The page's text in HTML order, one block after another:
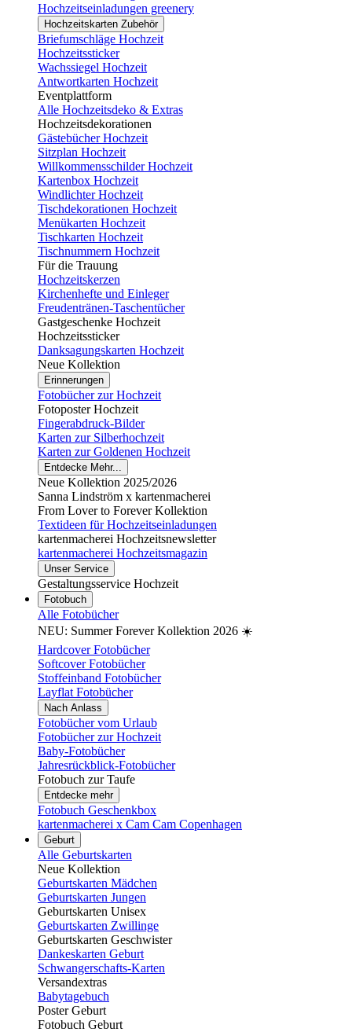
Hochzeitseinladungen greenery
Hochzeitskarten Zubehör
Briefumschläge Hochzeit
Hochzeitssticker
Wachssiegel Hochzeit
Antwortkarten Hochzeit
Eventplattform
Alle Hochzeitsdeko & Extras
Hochzeitsdekorationen
Gästebücher Hochzeit
Sitzplan Hochzeit
Willkommensschilder Hochzeit
Kartenbox Hochzeit
Windlichter Hochzeit
Tischdekorationen Hochzeit
Menükarten Hochzeit
Tischkarten Hochzeit
Tischnummern Hochzeit
Für die Trauung
Hochzeitskerzen
Kirchenhefte und Einleger
Freudentränen-Taschentücher
Gastgeschenke Hochzeit
Hochzeitssticker
Danksagungskarten Hochzeit
Neue Kollektion
Erinnerungen
Fotobücher zur Hochzeit
Fotoposter Hochzeit
Fingerabdruck-Bilder
Karten zur Silberhochzeit
Karten zur Goldenen Hochzeit
Entdecke Mehr...
Neue Kollektion 2025/2026
Sanna Lindström x kartenmacherei
From Lover to Forever Kollektion
Textideen für Hochzeitseinladungen
kartenmacherei Hochzeitsnewsletter
kartenmacherei Hochzeitsmagazin
Unser Service
Gestaltungsservice Hochzeit
Fotobuch
Alle Fotobücher
NEU: Summer Forever Kollektion 2026 ☀️
Hardcover Fotobücher
Softcover Fotobücher
Stoffeinband Fotobücher
Layflat Fotobücher
Nach Anlass
Fotobücher vom Urlaub
Fotobücher zur Hochzeit
Baby-Fotobücher
Jahresrückblick-Fotobücher
Fotobuch zur Taufe
Entdecke mehr
Fotobuch Geschenkbox
kartenmacherei x Cam Cam Copenhagen
Geburt
Alle Geburtskarten
Neue Kollektion
Geburtskarten Mädchen
Geburtskarten Jungen
Geburtskarten Unisex
Geburtskarten Zwillinge
Geburtskarten Geschwister
Dankeskarten Geburt
Schwangerschafts-Karten
Versandextras
Babytagebuch
Poster Geburt
Fotobuch Geburt